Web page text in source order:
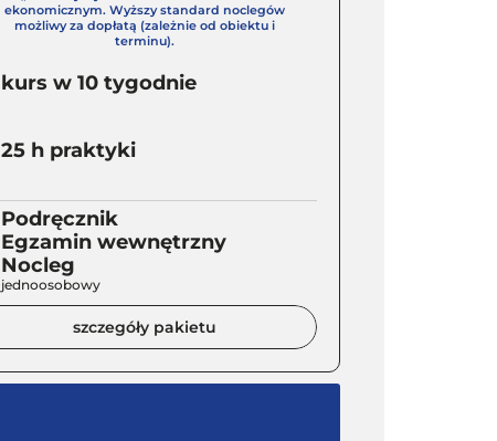
ekonomicznym. Wyższy standard noclegów
możliwy za dopłatą (zależnie od obiektu i
terminu).
kurs w 10 tygodnie
25 h praktyki
Podręcznik
Egzamin wewnętrzny
Nocleg
jednoosobowy
szczegóły pakietu